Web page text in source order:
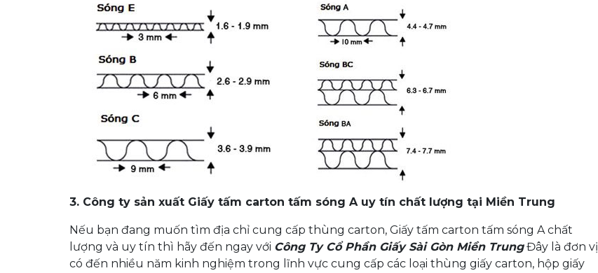
3. Công ty sản xuất Giấy tấm carton tấm sóng A uy tín chất lượng tại Miền Trung
Nếu bạn đang muốn tìm địa chỉ cung cấp thùng carton, Giấy tấm carton tấm sóng A chất
lượng và uy tín thì hãy đến ngay với Công Ty Cổ Phần Giấy Sài Gòn Miền TrungĐây là đơn vị
có đến nhiều năm kinh nghiệm trong lĩnh vực cung cấp các loại thùng giấy carton, hộp giấy